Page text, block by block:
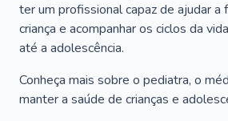
ter um profissional capaz de ajudar a
criança e acompanhar os ciclos da
até a adolescência.
Conheça mais sobre o pediatra, o
manter a saúde de crianças e